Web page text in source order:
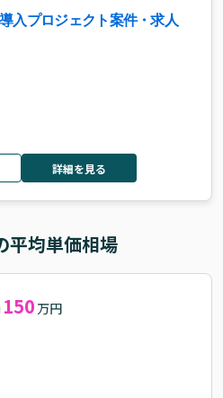
入プロジェクト案件・求人
詳細を見る
平均単価相場
150 万円